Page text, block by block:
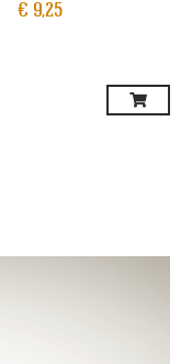
€ 9,25